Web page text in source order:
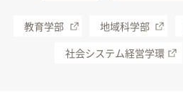
教育学部 地域科学部
社会システム経営学環